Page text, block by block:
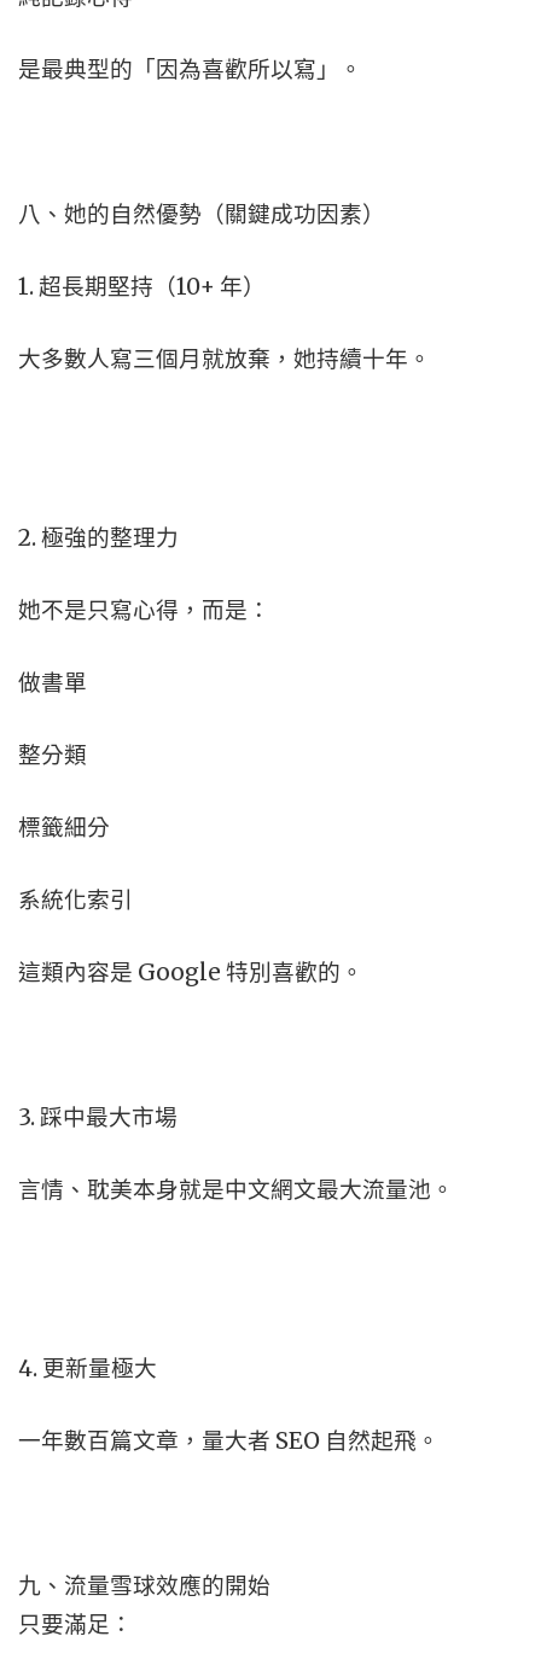
是最典型的「因為喜歡所以寫」。
八、她的自然優勢（關鍵成功因素）
1. 超長期堅持（10+ 年）
大多數人寫三個月就放棄，她持續十年。
2. 極強的整理力
她不是只寫心得，而是：
做書單
整分類
標籤細分
系統化索引
這類內容是 Google 特別喜歡的。
3. 踩中最大市場
言情、耽美本身就是中文網文最大流量池。
4. 更新量極大
一年數百篇文章，量大者 SEO 自然起飛。
九、流量雪球效應的開始
只要滿足：